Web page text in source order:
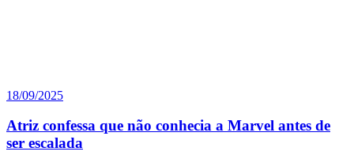
18/09/2025
Atriz confessa que não conhecia a Marvel antes de
ser escalada